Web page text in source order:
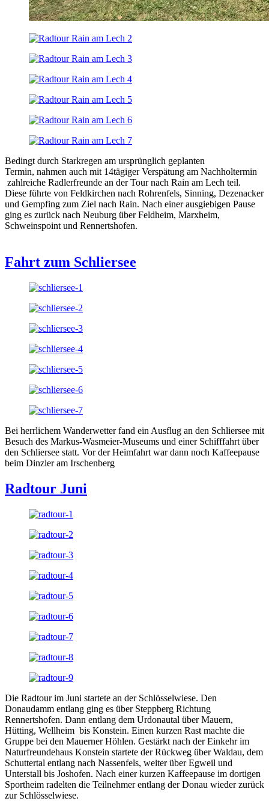
Bedingt durch Starkregen am ursprünglich geplanten
Termin, nahmen auch mit 14tägiger Verspätung am Nachholtermin
zahlreiche Radlerfreunde an der Tour nach Rain am Lech teil.
Diese führte von Feldkirchen nach Rohrenfels, Sinning, Dezenacker
und Gempfing zum Ziel nach Rain. Nach einer ausgiebigen Pause
ging es zurück nach Neuburg über Feldheim, Marxheim,
Schweinspoint und Rennertshofen.
Fahrt zum Schliersee
Bei herrlichem Wanderwetter fand ein Ausflug an den Schliersee mit
Besuch des Markus-Wasmeier-Museums und einer Schifffahrt über
den Schliersee statt. Vor der Heimfahrt war dann noch Kaffeepause
beim Dinzler am Irschenberg
Radtour Juni
Die Radtour im Juni startete an der Schlösselwiese. Den
Donaudamm entlang ging es über Steppberg Richtung
Rennertshofen. Dann entlang dem Urdonautal über Mauern,
Hütting, Wellheim bis Konstein. Einen kurzen Rast machte die
Gruppe bei den Mauerner Höhlen. Gestärkt nach der Einkehr im
Naturfreundehaus Konstein startete der Rückweg über Waldau, dem
Schuttertal entlang nach Nassenfels, weiter über Egweil und
Unterstall bis Joshofen. Nach einer kurzen Kaffeepause im dortigen
Sportheim radelten die Teilnehmer entlang der Donau wieder zurück
zur Schlösselwiese.